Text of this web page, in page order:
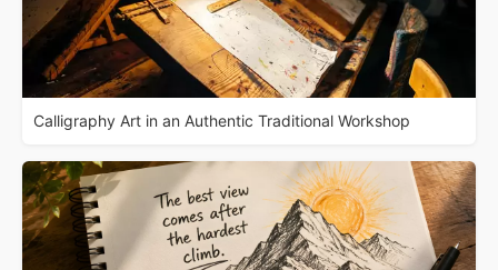
Calligraphy Art in an Authentic Traditional Workshop